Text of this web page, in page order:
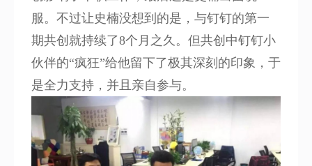
服。不过让史楠没想到的是，与钉钉的第一
期共创就持续了8个月之久。但共创中钉钉小
伙伴的“疯狂”给他留下了极其深刻的印象，于
是全力支持，并且亲自参与。